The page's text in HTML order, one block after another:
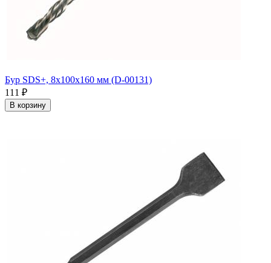
Бур SDS+, 8х100х160 мм (D-00131)
111
₽
В корзину